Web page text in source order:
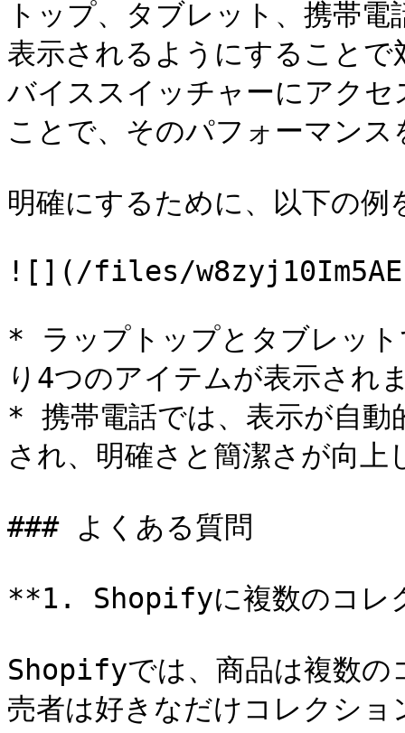
トップ、タブレット、携帯
表示されるようにすること
バイススイッチャーにアク
ことで、そのパフォーマンス
明確にするために、以下の例
![](/files/
* ラップトップとタブレッ
り4つのアイテムが表示され
* 携帯電話では、表示が自動
され、明確さと簡潔さが向上
### よくある質問
**1. Shopifyに複数のコレ
Shopifyでは、商品は複数の
売者は好きなだけコレクショ